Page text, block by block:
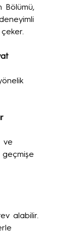
geçmişe
alabilir.